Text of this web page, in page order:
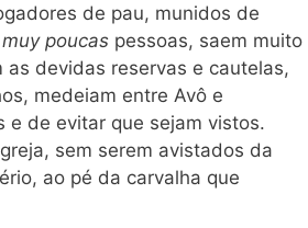
de pau, munidos de
muy poucas pessoas, saem muito
devidas reservas e cautelas,
medeiam entre Avô e
e de evitar que sejam vistos.
sem serem avistados da
ao pé da carvalha que